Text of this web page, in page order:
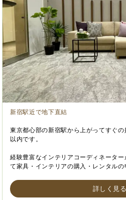
新宿駅近で地下直結
東京都心部の新宿駅から上がってすぐ
以内です。
経験豊富なインテリアコーディネータ
て家具・インテリアの購入・レンタルの
詳しく見る